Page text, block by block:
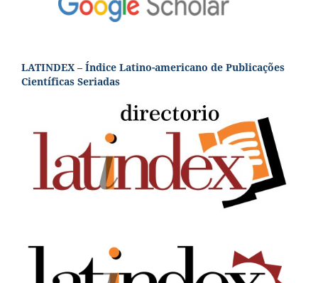
LATINDEX – Índice Latino-americano de Publicações
Científicas Seriadas